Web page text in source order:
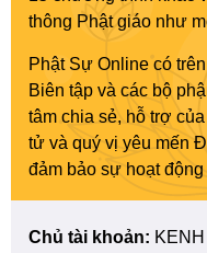
thông Phật giáo như
Phật Sự Online có
Biên tập và các bộ
tâm chia sẻ, hỗ trợ
tử và quý vị yêu mến
đảm bảo sự hoạt
Chủ tài khoản: